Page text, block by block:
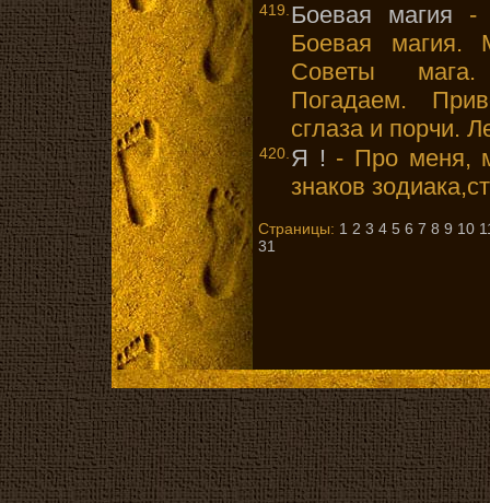
419. Боевая магия -
Боевая магия.
Советы мага.
Погадаем.
сглаза и порчи.
420. Я ! - Про меня,
знаков
Страницы: 1 2 3 4 5 6 7 8 9 10
31